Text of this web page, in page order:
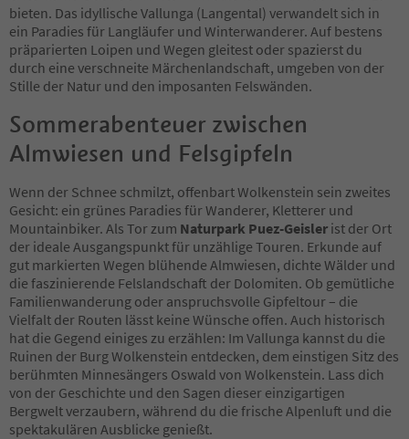
bieten. Das idyllische Vallunga (Langental) verwandelt sich in
ein Paradies für Langläufer und Winterwanderer. Auf bestens
präparierten Loipen und Wegen gleitest oder spazierst du
durch eine verschneite Märchenlandschaft, umgeben von der
Stille der Natur und den imposanten Felswänden.
Sommerabenteuer zwischen
Almwiesen und Felsgipfeln
Wenn der Schnee schmilzt, offenbart Wolkenstein sein zweites
Gesicht: ein grünes Paradies für Wanderer, Kletterer und
Mountainbiker. Als Tor zum Naturpark Puez-Geisler ist der Ort
der ideale Ausgangspunkt für unzählige Touren. Erkunde auf
gut markierten Wegen blühende Almwiesen, dichte Wälder und
die faszinierende Felslandschaft der Dolomiten. Ob gemütliche
Familienwanderung oder anspruchsvolle Gipfeltour – die
Vielfalt der Routen lässt keine Wünsche offen. Auch historisch
hat die Gegend einiges zu erzählen: Im Vallunga kannst du die
Ruinen der Burg Wolkenstein entdecken, dem einstigen Sitz des
berühmten Minnesängers Oswald von Wolkenstein. Lass dich
von der Geschichte und den Sagen dieser einzigartigen
Bergwelt verzaubern, während du die frische Alpenluft und die
spektakulären Ausblicke genießt.